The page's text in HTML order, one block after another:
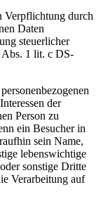
Verpflichtung durch
Daten
steuerlicher
Abs. 1 lit. c DS-
der
Person zu
ein Besucher in
sein Name,
lebenswichtige
sonstige Dritte
Verarbeitung auf